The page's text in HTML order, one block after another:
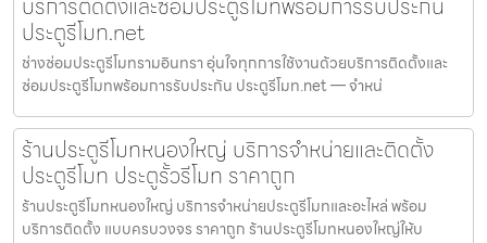
ประตูรีโมท.net
ช่างซ่อมประตูรีโมทรามอินทรา อุ่นใจทุกการใช้งานด้วยบริการติดตั้งและ
ซ่อมประตูรีโมทพร้อมการรับประกัน ประตูรีโมท.net — จำหน่
ร้านประตูรีโมทหนองใหญ่ บริการจำหน่ายและติดตั้ง
ประตูรีโมท ประตูรั้วรีโมท ราคาถูก
ร้านประตูรีโมทหนองใหญ่ บริการจำหน่ายประตูรีโมทและอะไหล่ พร้อม
บริการติดตั้ง แบบครบวงจร ราคาถูก ร้านประตูรีโมทหนองใหญ่ให้บ